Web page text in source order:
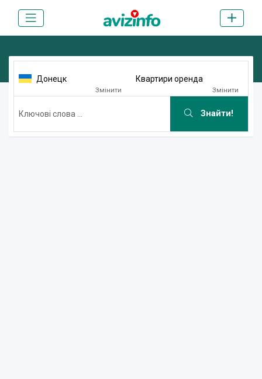
Донецк
Змінити
Квартири оренда
Змінити
Знайти!